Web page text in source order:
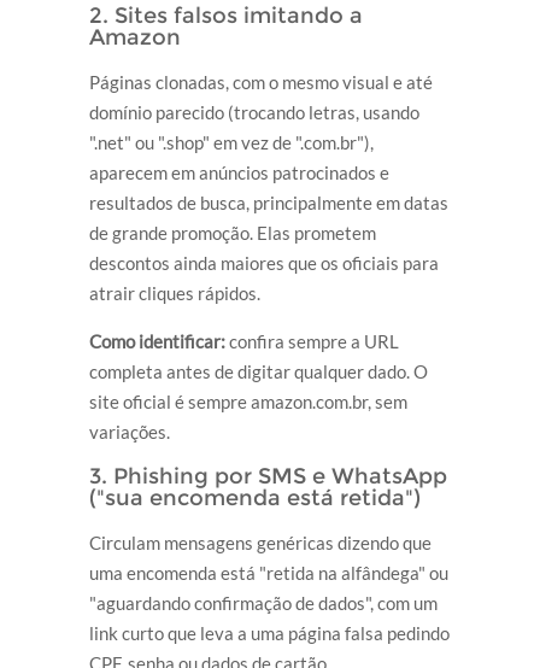
2. Sites falsos imitando a
Amazon
Páginas clonadas, com o mesmo visual e até
domínio parecido (trocando letras, usando
".net" ou ".shop" em vez de ".com.br"),
aparecem em anúncios patrocinados e
resultados de busca, principalmente em datas
de grande promoção. Elas prometem
descontos ainda maiores que os oficiais para
atrair cliques rápidos.
Como identificar:confira sempre a URL
completa antes de digitar qualquer dado. O
site oficial é sempre amazon.com.br, sem
variações.
3. Phishing por SMS e WhatsApp
("sua encomenda está retida")
Circulam mensagens genéricas dizendo que
uma encomenda está "retida na alfândega" ou
"aguardando confirmação de dados", com um
link curto que leva a uma página falsa pedindo
CPF, senha ou dados de cartão.